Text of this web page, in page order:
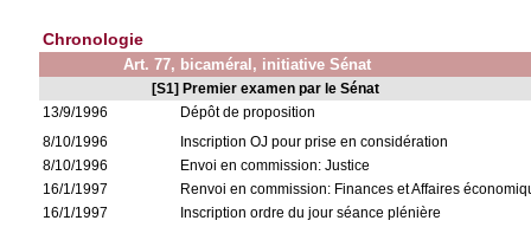
Chronologie
Art. 77, bicaméral, initiative Sénat
[S1] Premier examen par le Sénat
13/9/1996
Dépôt de proposition
8/10/1996
Inscription OJ pour prise en considération
8/10/1996
Envoi en commission: Justice
16/1/1997
Renvoi en commission: Finances et Affaires
16/1/1997
Inscription ordre du jour séance plénière